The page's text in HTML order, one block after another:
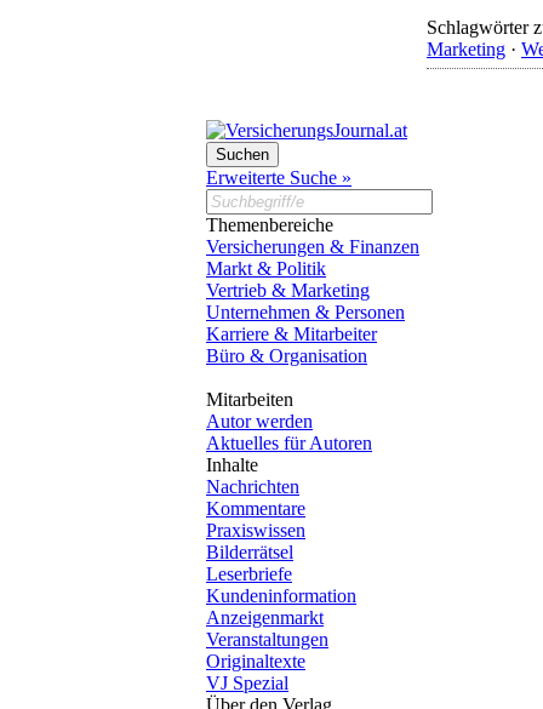
Schlagwörter
Marketing ·
Erweiterte Suche »
Themenbereiche
Versicherungen & Finanzen
Markt & Politik
Vertrieb & Marketing
Unternehmen & Personen
Karriere & Mitarbeiter
Büro & Organisation
Mitarbeiten
Autor werden
Aktuelles für Autoren
Inhalte
Nachrichten
Kommentare
Praxiswissen
Bilderrätsel
Leserbriefe
Kundeninformation
Anzeigenmarkt
Veranstaltungen
Originaltexte
VJ Spezial